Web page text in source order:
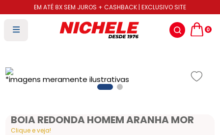
EM ATÉ 8X SEM JUROS + CASHBACK | EXCLUSIVO SITE
0
BOIA REDONDA HOMEM ARANHA MOR
Clique e veja!